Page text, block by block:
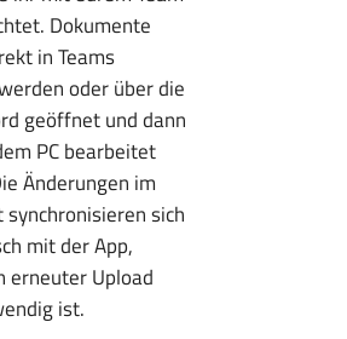
Dokumente
in Teams
oder über die
geöffnet und dann
PC bearbeitet
Änderungen im
synchronisieren sich
mit der App,
erneuter Upload
ist.